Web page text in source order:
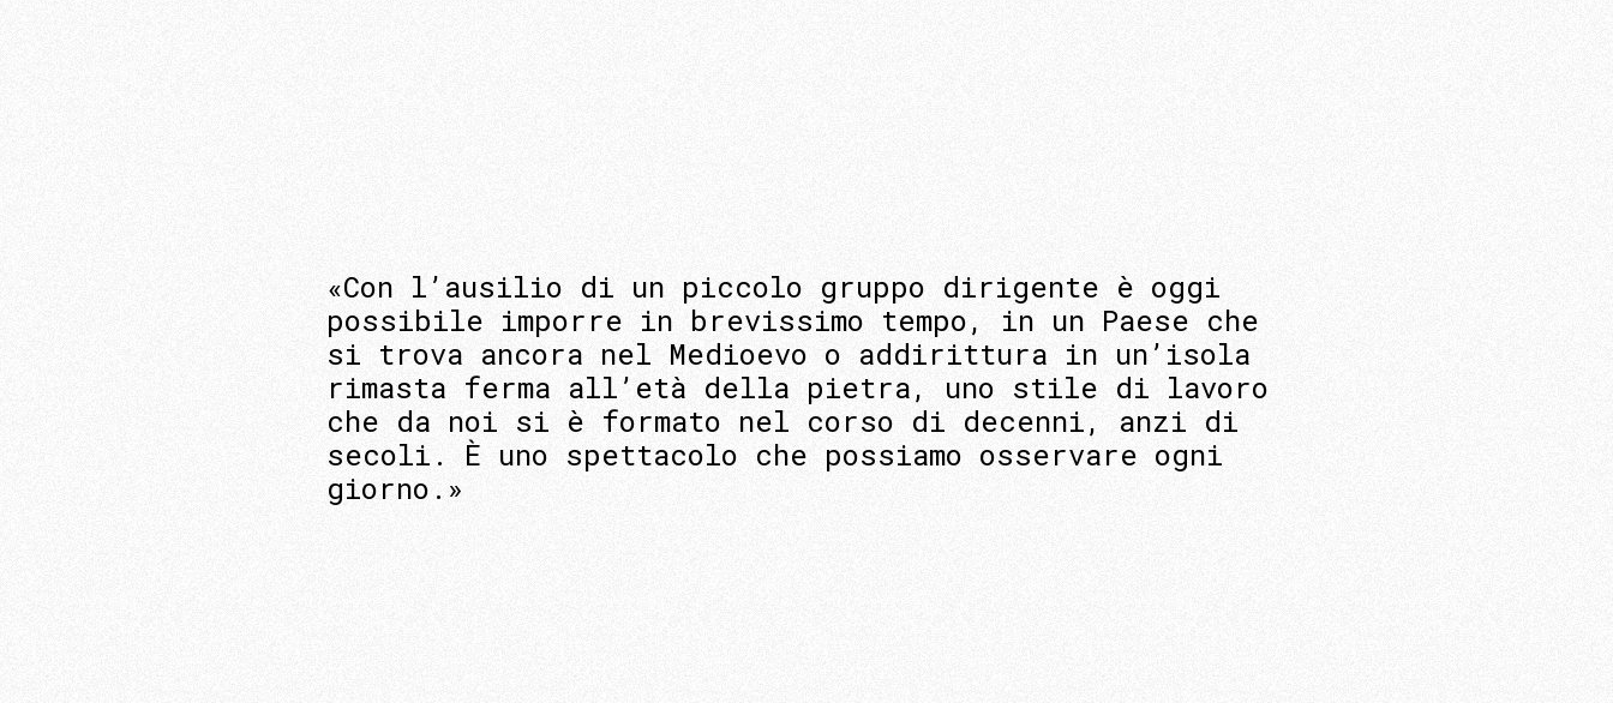
«Con l’ausilio di un piccolo gruppo dirigente è oggi
possibile imporre in brevissimo tempo, in un Paese che
si trova ancora nel Medioevo o addirittura in un’isola
rimasta ferma all’età della pietra, uno stile di lavoro
che da noi si è formato nel corso di decenni, anzi di
secoli. È uno spettacolo che possiamo osservare ogni
giorno.»